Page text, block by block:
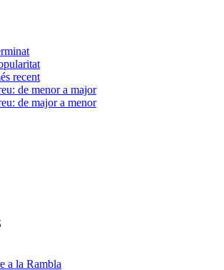
recent
de menor a major
de major a menor